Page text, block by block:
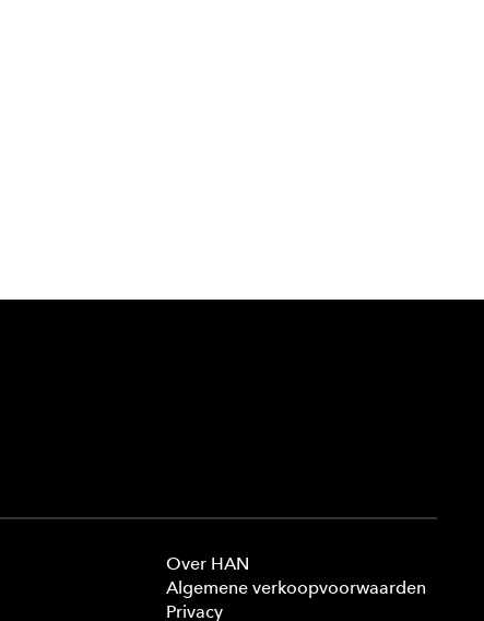
Over HAN
Algemene verkoopvoorwaarden
Privacy